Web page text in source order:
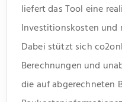
liefert das Tool eine
Investitionskosten und
Dabei stützt sich
Berechnungen und
die auf abgerechneten